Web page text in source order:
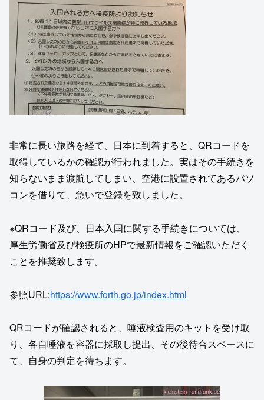
非常に長い旅路を経て、日本に到着すると、QRコードを
取得しているかの確認が行われました。実はその手続きを
知らないまま渡航してしまい、空港に設置されてあるパソ
コンを借りて、急いで登録を致しました。
※QRコード及び、日本入国に関する手続きについては、
厚生労働省及び検疫所のHPで最新情報をご確認いただく
ことを推奨致します。
参照URL:https://www.forth.go.jp/index.html
QRコードが確認されると、唾液検査用のキットを受け取
り、各自唾液を容器に採取し提出、その後待合スペースに
て、自身の判定を待ちます。